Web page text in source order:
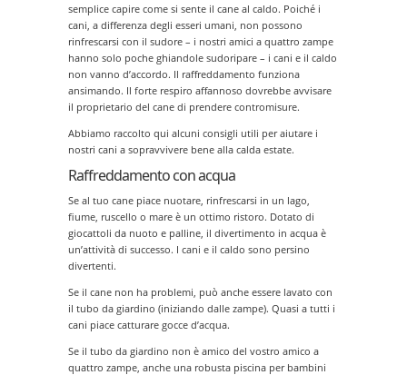
semplice capire come si sente il cane al caldo. Poiché i
cani, a differenza degli esseri umani, non possono
rinfrescarsi con il sudore – i nostri amici a quattro zampe
hanno solo poche ghiandole sudoripare – i cani e il caldo
non vanno d’accordo. Il raffreddamento funziona
ansimando. Il forte respiro affannoso dovrebbe avvisare
il proprietario del cane di prendere contromisure.
Abbiamo raccolto qui alcuni consigli utili per aiutare i
nostri cani a sopravvivere bene alla calda estate.
Raffreddamento con acqua
Se al tuo cane piace nuotare, rinfrescarsi in un lago,
fiume, ruscello o mare è un ottimo ristoro. Dotato di
giocattoli da nuoto e palline, il divertimento in acqua è
un’attività di successo. I cani e il caldo sono persino
divertenti.
Se il cane non ha problemi, può anche essere lavato con
il tubo da giardino (iniziando dalle zampe). Quasi a tutti i
cani piace catturare gocce d’acqua.
Se il tubo da giardino non è amico del vostro amico a
quattro zampe, anche una robusta piscina per bambini